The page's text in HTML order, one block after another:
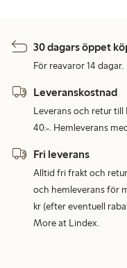
30 dagars öppet
För reavaror 14 dagar.
Leveranskostnad
Leverans och retur till
40:-. Hemleverans
Fri leverans
Alltid fri frakt och
och hemleverans för
kr (efter eventuell
More at Lindex.